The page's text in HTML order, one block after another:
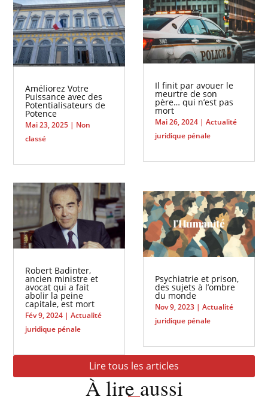
Améliorez Votre
Puissance avec des
Potentialisateurs de
Potence
Mai 23, 2025 | Non
classé
Il finit par avouer le
meurtre de son
père… qui n’est pas
mort
Mai 26, 2024 | Actualité
juridique pénale
Robert Badinter,
ancien ministre et
avocat qui a fait
abolir la peine
capitale, est mort
Fév 9, 2024 |Actualité
juridique pénale
Psychiatrie et prison,
des sujets à l’ombre
du monde
Nov 9, 2023 | Actualité
juridique pénale
Lire tous les articles
À lire aussi